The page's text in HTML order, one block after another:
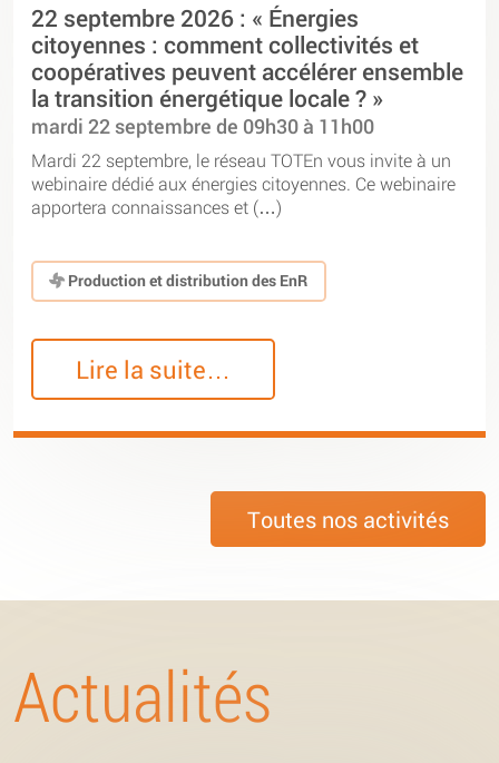
22 septembre 2026 : « Énergies
citoyennes : comment collectivités et
coopératives peuvent accélérer ensemble
la transition énergétique locale ? »
mardi 22 septembre de 09h30 à 11h00
Mardi 22 septembre, le réseau TOTEn vous invite à un
webinaire dédié aux énergies citoyennes. Ce webinaire
apportera connaissances et (…)
Production et distribution des EnR
Lire la suite…
Toutes nos activités
Actualités